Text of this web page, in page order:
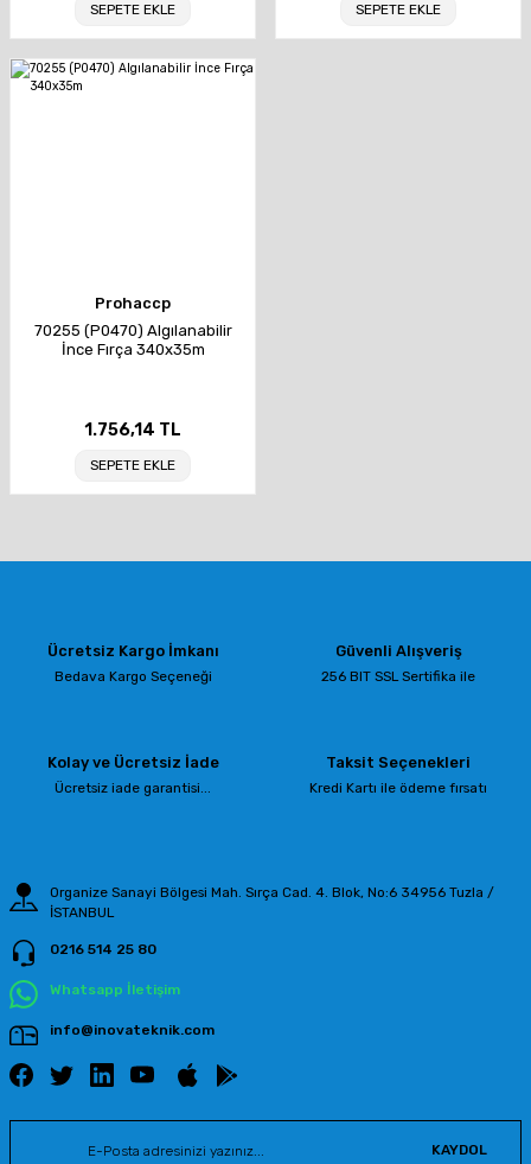
SEPETE EKLE SEPETE EKLE
Prohaccp
70255 (P0470) Algılanabilir
İnce Fırça 340x35m
1.756,14 TL
SEPETE EKLE
Ücretsiz Kargo İmkanı
Bedava Kargo Seçeneği
Güvenli Alışveriş
256 BIT SSL Sertifika ile
Kolay ve Ücretsiz İade
Ücretsiz iade garantisi...
Taksit Seçenekleri
Kredi Kartı ile ödeme fırsatı
Organize Sanayi Bölgesi Mah. Sırça Cad. 4. Blok, No:6 34956 Tuzla /
İSTANBUL
0216 514 25 80
Whatsapp İletişim
info@inovateknik.com
KAYDOL